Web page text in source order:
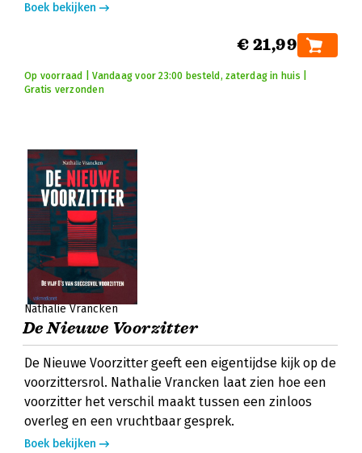
Boek bekijken
€ 21,99
Op voorraad | Vandaag voor 23:00 besteld, zaterdag in huis |
Gratis verzonden
Nathalie Vrancken
De Nieuwe Voorzitter
De Nieuwe Voorzitter geeft een eigentijdse kijk op de
voorzittersrol. Nathalie Vrancken laat zien hoe een
voorzitter het verschil maakt tussen een zinloos
overleg en een vruchtbaar gesprek.
Boek bekijken